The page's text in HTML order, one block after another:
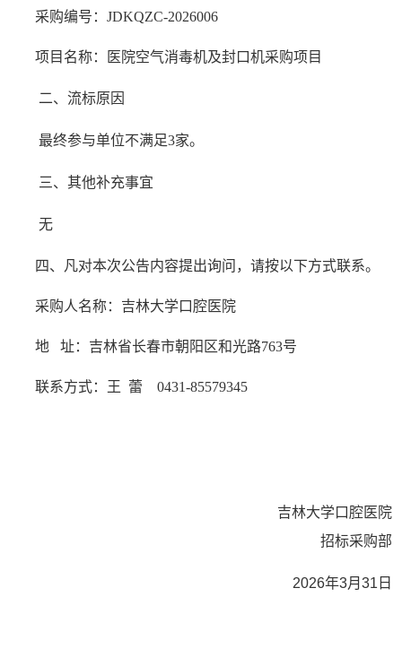
采购编号：JDKQZC-2026006
项目名称：医院空气消毒机及封口机采购项目
二、流标原因
最终参与单位不满足3家。
三、其他补充事宜
无
四、凡对本次公告内容提出询问，请按以下方式联系。
采购人名称：吉林大学口腔医院
地 址：吉林省长春市朝阳区和光路763号
联系方式：王 蕾 0431-85579345
吉林大学口腔医院
招标采购部
2026年3月 31 日